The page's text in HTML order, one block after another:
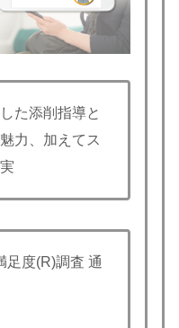
た添削指導と
力、加えてス
度(R)調査 通